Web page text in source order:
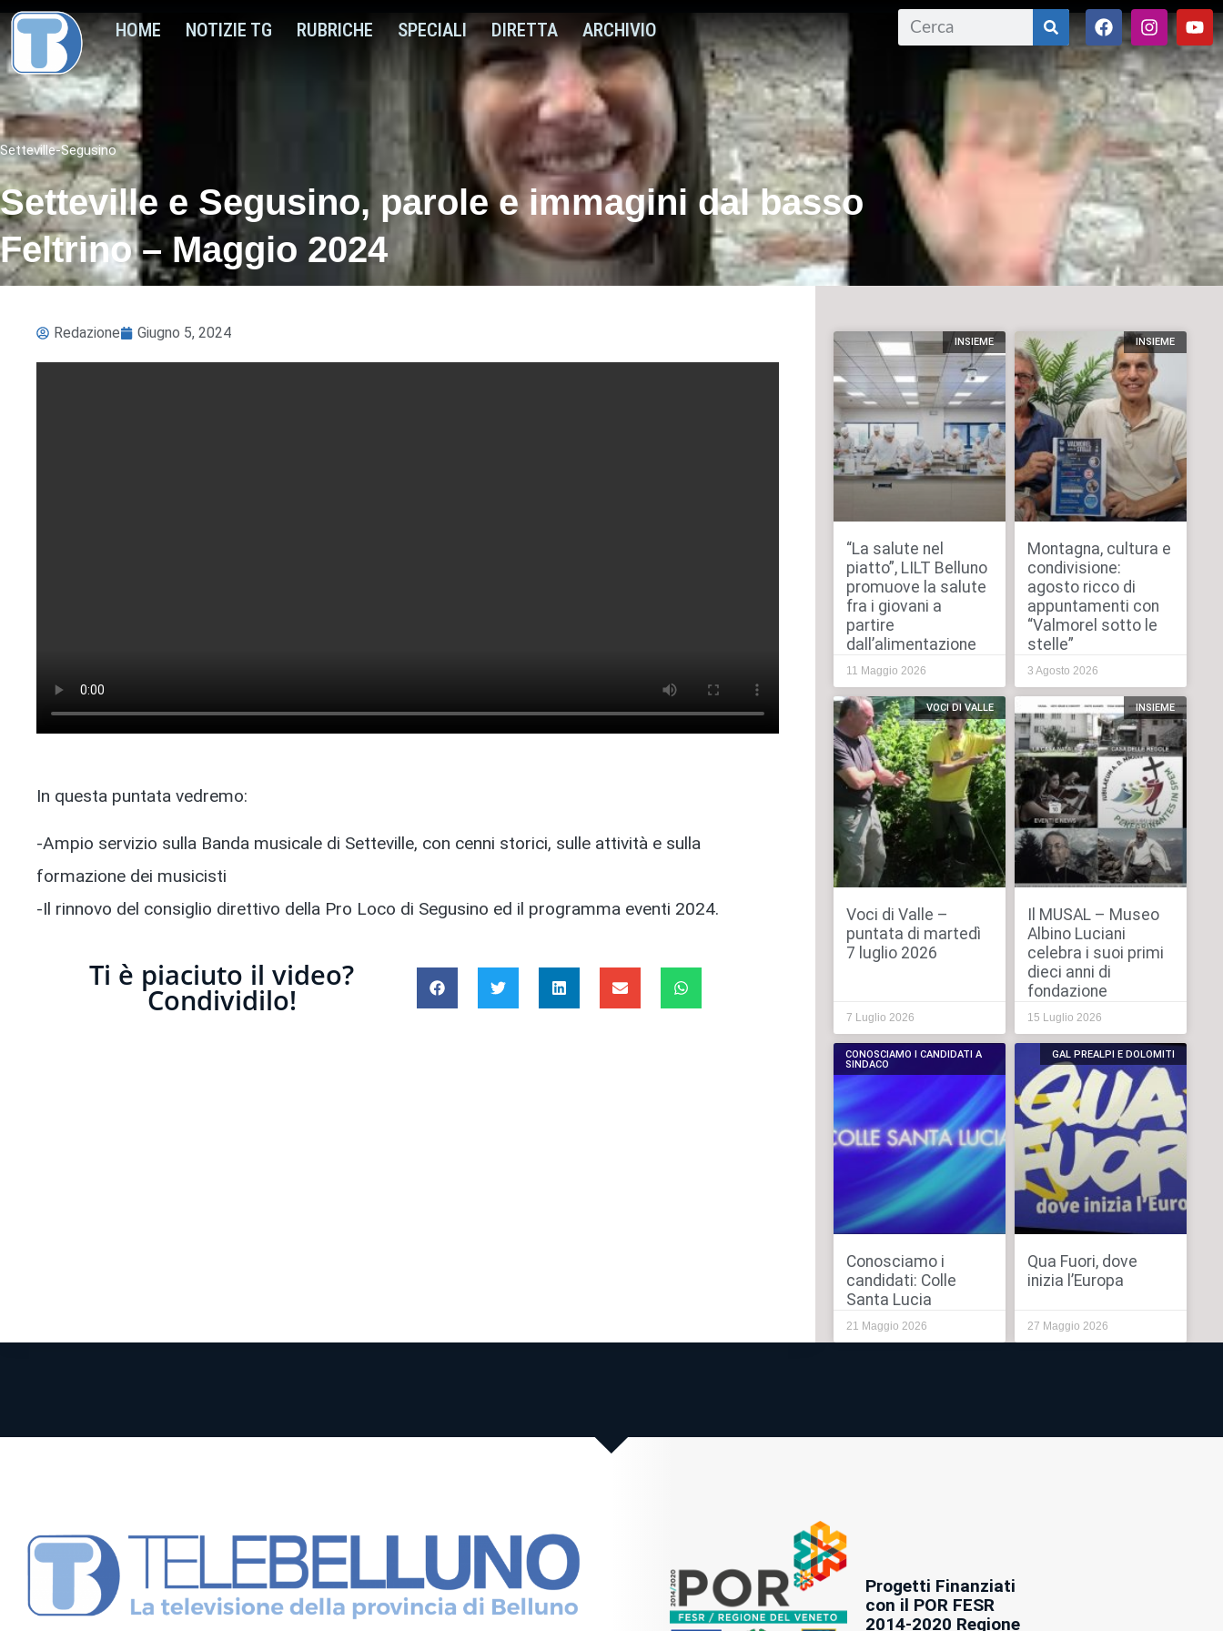
HOME NOTIZIE TG RUBRICHE SPECIALI DIRETTA ARCHIVIO
Setteville-Segusino
Setteville e Segusino, parole e immagini dal basso
Feltrino – Maggio 2024
Redazione Giugno 5, 2024
In questa puntata vedremo:
-Ampio servizio sulla Banda musicale di Setteville, con cenni storici, sulle attività e sulla
formazione dei musicisti
-Il rinnovo del consiglio direttivo della Pro Loco di Segusino ed il programma eventi 2024.
Ti è piaciuto il video?
Condividilo!
INSIEME
“La salute nel
piatto”, LILT Belluno
promuove la salute
fra i giovani a
partire
dall’alimentazione
11 Maggio 2026
INSIEME
Montagna, cultura e
condivisione:
agosto ricco di
appuntamenti con
“Valmorel sotto le
stelle”
3 Agosto 2026
VOCI DI VALLE
Voci di Valle –
puntata di martedì
7 luglio 2026
7 Luglio 2026
INSIEME
Il MUSAL – Museo
Albino Luciani
celebra i suoi primi
dieci anni di
fondazione
15 Luglio 2026
CONOSCIAMO I CANDIDATI A
SINDACO
Conosciamo i
candidati: Colle
Santa Lucia
21 Maggio 2026
GAL PREALPI E DOLOMITI
Qua Fuori, dove
inizia l’Europa
27 Maggio 2026
Progetti Finanziati
con il POR FESR
2014-2020 Regione